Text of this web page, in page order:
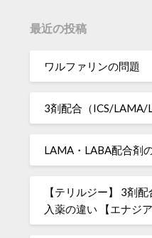
最近の投稿
ワルファリンの問題
3剤配合（ICS/LAMA/
LAMA・LABA配合剤
【テリルジー】 3剤
入薬の違い 【エナジア